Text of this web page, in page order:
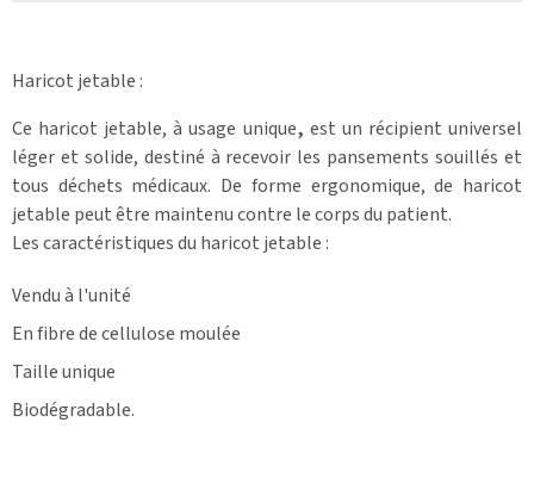
Haricot jetable :
Ce haricot jetable, à usage unique, est un récipient universel
léger et solide, destiné à recevoir les pansements souillés et
tous déchets médicaux. De forme ergonomique, de haricot
jetable peut être maintenu contre le corps du patient.
Les caractéristiques du haricot jetable :
Vendu à l'unité
En fibre de cellulose moulée
Taille unique
Biodégradable.